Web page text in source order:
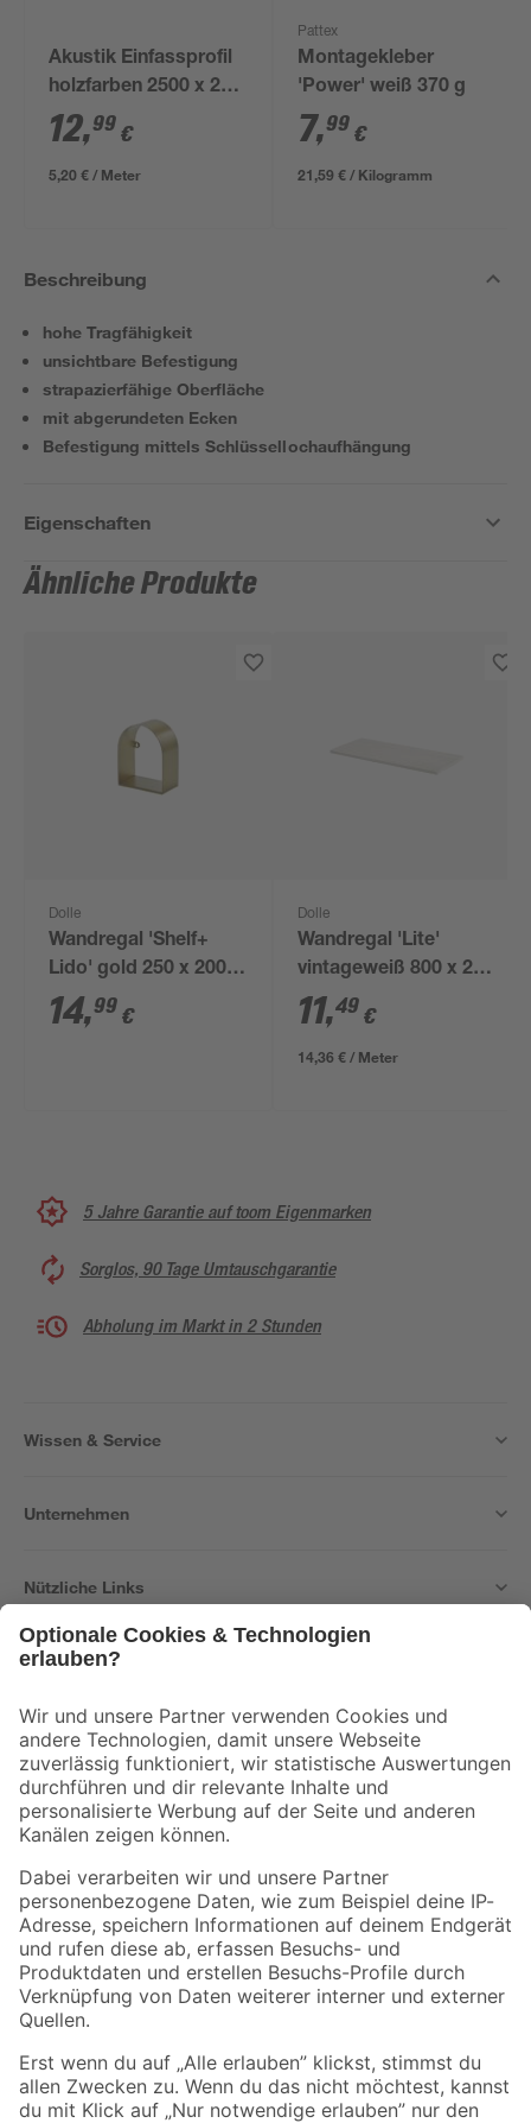
Akustik Einfassprofil
holzfarben 2500 x 24
mm
12,99 €
5,20 € / Meter
Pattex
Montagekleber
'Power' weiß 370 g
7,99 €
21,59 € / Kilogramm
Beschreibung
hohe Tragfähigkeit
unsichtbare Befestigung
strapazierfähige Oberfläche
mit abgerundeten Ecken
Befestigung mittels Schlüssellochaufhängung
Eigenschaften
Ähnliche Produkte
Dolle
Wandregal 'Shelf+
Lido' gold 250 x 200 x
120 mm
14,99 €
Dolle
Wandregal 'Lite'
vintageweiß 800 x 200
x 18 mm
11,49 €
14,36 € / Meter
5 Jahre Garantie auf toom Eigenmarken
Sorglos, 90 Tage Umtauschgarantie
Abholung im Markt in 2 Stunden
Wissen & Service
Unternehmen
Nützliche Links
Der toom Newsletter: Keine Angebote und Aktionen mehr verpassen!
Zur Newsletter Anmeldung
Folge uns
Zahlungsarten Versandarten
Sicher einkaufen
Jetzt die toom-App herunterladen